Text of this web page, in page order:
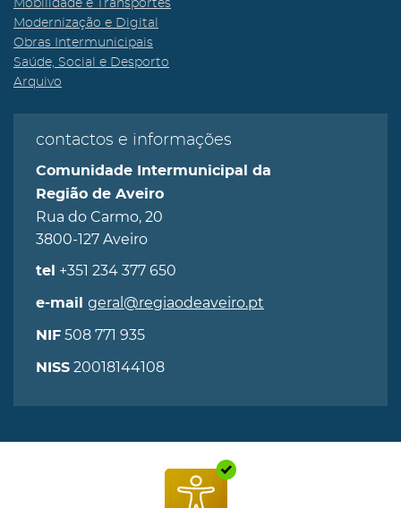
Mobilidade e Transportes
Modernização e Digital
Obras Intermunicipais
Saúde, Social e Desporto
Arquivo
contactos e informações
Comunidade Intermunicipal da
Região de Aveiro
Rua do Carmo, 20
3800-127 Aveiro
tel +351 234 377 650
e-mail geral@regiaodeaveiro.pt
NIF 508 771 935
NISS 20018144108